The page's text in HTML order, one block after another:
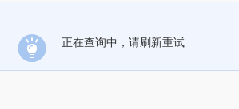
正在查询中，请刷新重试